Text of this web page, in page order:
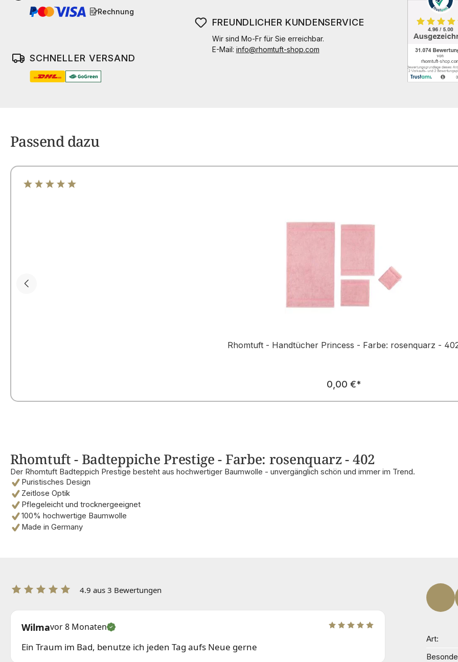
Rechnung
SCHNELLER VERSAND
FREUNDLICHER KUNDENSERVICE
Wir sind Mo-Fr für Sie erreichbar.
E-Mail: info@rhomtuft-shop.com
Passend dazu
Rhomtuft - Handtücher Princess - Farbe: rosenquarz -
Regulärer Preis:
0,00 €*
Rhomtuft - Badteppiche Prestige - Farbe: rosenquarz - 402
Der Rhomtuft Badteppich Prestige besteht aus hochwertiger Baumwolle - unvergänglich schön und immer im Trend.
Puristisches Design
Zeitlose Optik
Pflegeleicht und trocknergeeignet
100% hochwertige Baumwolle
Made in Germany
4.9 aus 3 Bewertungen
Wilmavor 8 Monaten
Ein Traum im Bad, benutze ich jeden Tag aufs Neue gerne
Art